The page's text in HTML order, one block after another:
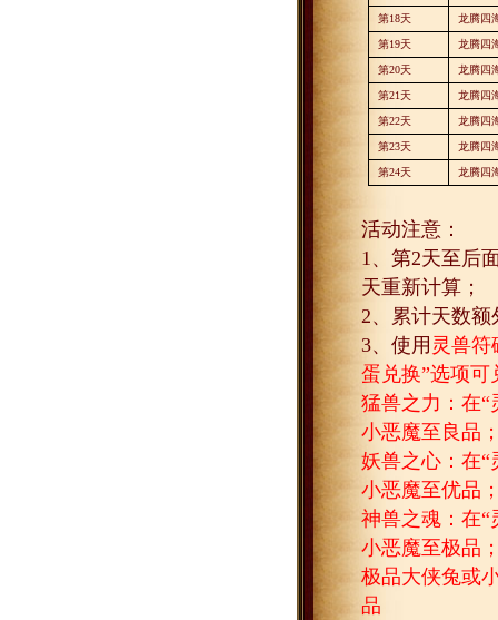
第18天 龙腾四
第19天 龙腾四
第20天 龙腾四
第21天 龙腾四
第22天 龙腾四
第23天 龙腾四
第24天 龙腾四
活动注意：
1、第2天至后
天重新计算；
2、累计天数
3、使用 灵兽符
蛋兑换”选项
猛兽之力：在“
小恶魔至良品
妖兽之心：在“
小恶魔至优品
神兽之魂：在“
小恶魔至极品
极品大侠兔或
品